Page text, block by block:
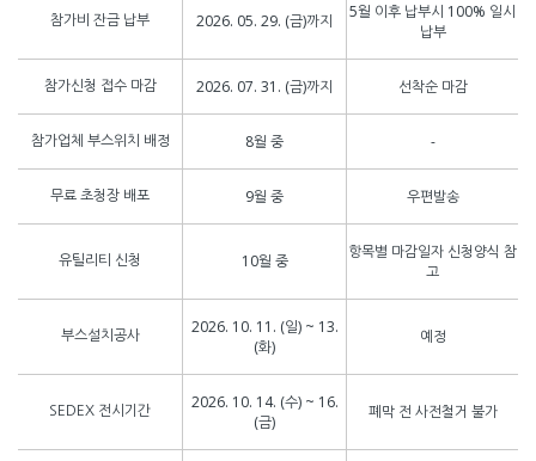
참가비 잔금 납부 2026. 05. 29. (금)까지
5월 이후 납부시 100% 일시
납부
참가신청 접수 마감 2026. 07. 31. (금)까지 선착순 마감
참가업체 부스위치 배정 8월 중 -
무료 초청장 배포 9월 중 우편발송
유틸리티 신청 10월 중
항목별 마감일자 신청양식 참
고
부스설치공사
2026. 10. 11. (일) ~ 13.
(화)
예정
SEDEX 전시기간
2026. 10. 14. (수) ~ 16.
(금)
폐막 전 사전철거 불가